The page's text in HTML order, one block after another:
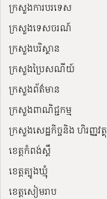
ក្រសួងការបរទេស
ក្រសួងទេសចរណ៍
ក្រសួងបរិស្ថាន
ក្រសួងប្រៃសណីយ៍
ក្រសួងព័ត៌មាន
ក្រសួងពាណិជ្ជកម្ម
ក្រសួងសេដ្ឋកិច្ចនិង ហិរញ្ញវត្ថុ
ខេត្តកំពង់ស្ពឺ
ខេត្តត្បូងឃ្មុំ
ខេត្តសៀមរាប